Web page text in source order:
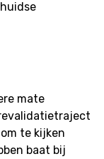
mate
te kijken
baat bij